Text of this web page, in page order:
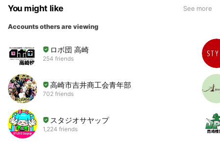
You might like See more
Accounts others are viewing
ロボ団 高崎
254 friends
高崎市吉井商工会青年部
702 friends
スタジオサヤップ
1,224 friends